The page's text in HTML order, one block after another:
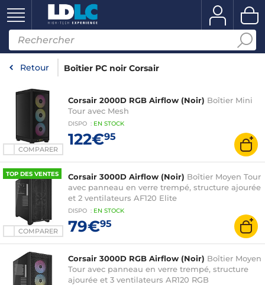
Retour Boîtier PC noir Corsair
COMPARER
Corsair 2000D RGB Airflow (Noir) Boîtier Mini
Tour avec Mesh
DISPO : EN STOCK
122€95
TOP DES VENTES
COMPARER
Corsair 3000D Airflow (Noir) Boîtier Moyen Tour
avec panneau en verre trempé, structure ajourée
et 2 ventilateurs AF120 Elite
DISPO : EN STOCK
79€95
Corsair 3000D RGB Airflow (Noir) Boîtier Moyen
Tour avec panneau en verre trempé, structure
ajourée et 3 ventilateurs AR120 RGB